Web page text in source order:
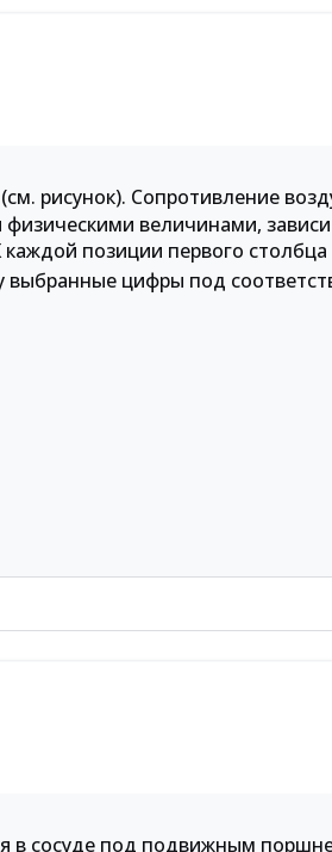
(см. рисунок). Сопротивление
величинами,
позиции первого
выбранные цифры под
в сосуде под подвижным